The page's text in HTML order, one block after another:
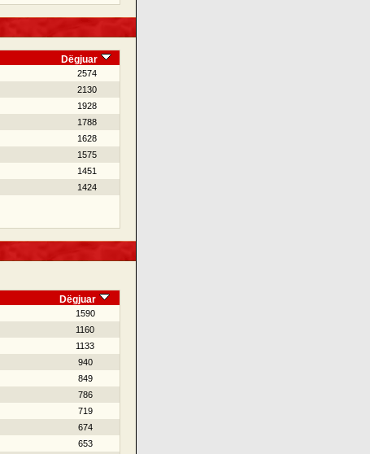
Dëgjuar
2574
2130
1928
1788
1628
1575
1451
1424
Dëgjuar
1590
1160
1133
940
849
786
719
674
653